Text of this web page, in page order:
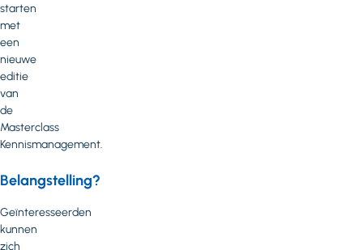
starten
met
een
nieuwe
editie
van
de
Masterclass
Kennismanagement.
Belangstelling?
Geïnteresseerden
kunnen
zich